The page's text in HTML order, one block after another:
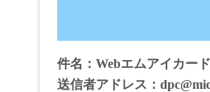
件名：Webエムアイカー
送信者アドレス：